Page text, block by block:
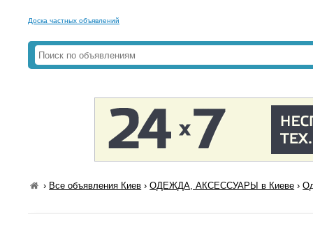
Доска частных объявлений
› Все объявления Киев ›ОДЕЖДА, АКСЕССУАРЫ в Киеве ›